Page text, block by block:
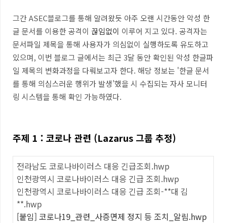
그간 ASEC블로그를 통해 알려왔듯 아주 오랜 시간동안 악성 한
글 문서를 이용한 공격이 끊임없이 이루어 지고 있다. 공격자는
문서파일 제목을 통해 사용자가 의심없이 실행하도록 유도하고
있으며, 이번 블로그 글에서는 최근 3달 동안 확인된 악성 한글파
일 제목의 변화과정을 다뤄보고자 한다. 해당 정보는 '한글 문서
를 통해 의심스러운 행위가 발생'했을 시 수집되는 자사 모니터
링 시스템을 통해 확인 가능하였다.
주제 1 : 코로나 관련 (Lazarus 그룹 추정)
전라남도 코로나바이러스 대응 긴급조회.hwp
인천광역시 코로나바이러스 대응 긴급 조회.hwp
인천광역시 코로나바이러스 대응 긴급 조회-**대 김
**.hwp
[붙임] 코로나19_관련_사증면제 정지 등 조치_알림.hwp